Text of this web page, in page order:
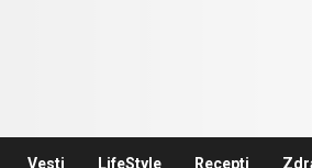
Vesti LifeStyle Recepti